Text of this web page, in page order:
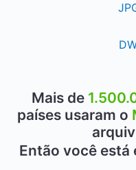
Mais de
países usaram o
Então você está